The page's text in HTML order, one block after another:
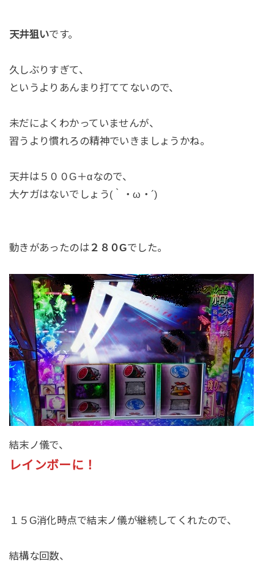
天井狙いです。
久しぶりすぎて、
というよりあんまり打ててないので、
未だによくわかっていませんが、
習うより慣れろの精神でいきましょうかね。
天井は５００G＋αなので、
大ケガはないでしょう(｀・ω・´)
動きがあったのは ２８０Gでした。
結末ノ儀で、
レインボーに！
１５G消化時点で結末ノ儀が継続してくれたので、
結構な回数、